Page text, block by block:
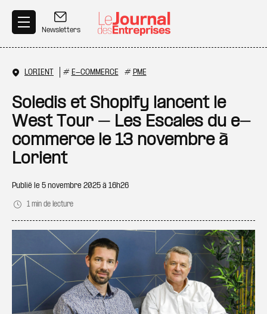
Newsletters
LORIENT # E-COMMERCE # PME
Soledis et Shopify lancent le
West Tour – Les Escales du e-
commerce le 13 novembre à
Lorient
Publié le 5 novembre 2025 à 16h26
1 min de lecture